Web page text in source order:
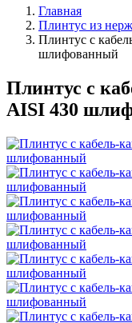
Главная
Плинтус из
Плинтус с
шлифованный
Плинтус с
AISI 430